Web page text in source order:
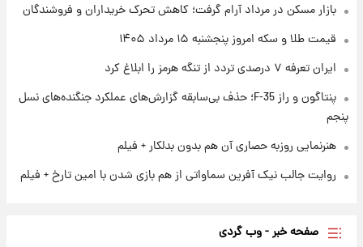
۱ روز پیش
نام خودرو، مبلغ پیش پرداخت و زمان تحویل |
سود مشارکت چند درصد است؟
بازار مسکن در مرداد آرام گرفت؛ کاهش تحرک خریداران و فروشندگان
قیمت طلا و سکه امروز پنجشنبه ۱۵ مرداد ۱۴۰۵
ایران تعرفه ۷ درصدی تردد از تنگه هرمز را ابلاغ کرد
پنتاگون و راز F-35؛ حذف بی‌سابقه گزارش‌های عملکرد جنگنده‌های نسل
پنجم
هنرنمایی روزبه حصاری آن هم بدون بدلکار + فیلم
روایت جالب نیک آفرین سماواتی از هم بازی شدن با امین تارخ + فیلم
صفحه خبر - وب گردی